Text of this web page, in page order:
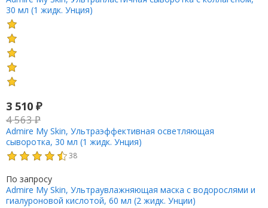
30 мл (1 жидк. Унция)
3 510 ₽
4 563₽
Admire My Skin, Ультраэффективная осветляющая
сыворотка, 30 мл (1 жидк. Унция)
38
По запросу
Admire My Skin, Ультраувлажняющая маска с водорослями и
гиалуроновой кислотой, 60 мл (2 жидк. Унции)